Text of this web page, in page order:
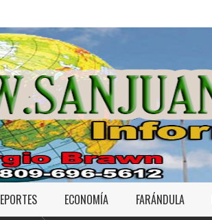
ECONOMÍA FARÁNDULA